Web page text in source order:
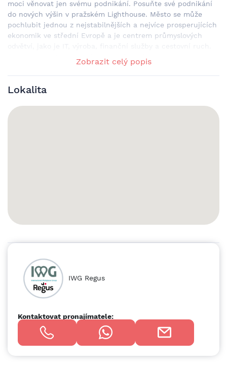
moci věnovat jen svému podnikání. Posuňte své podnikání
do nových výšin v pražském Lighthouse. Město se může
pochlubit jednou z nejstabilnějších a nejvíce prosperujících
ekonomik ve střední Evropě a je centrem průmyslových
Pracovní prostor se nachází na břehu řeky Vltavy a je
snadno dostupný pro místní obyvatele i pro ty, kteří cestují
ze vzdálenějších míst. Autobusová zastávka Přístav
Holešovice je vzdálena pouhých 230 metrů od kanceláře a
se zbytkem města, je vzdálena jen 1,5 km. Pokud vás práce
zavede do zámoří, letiště Václava Havla je vzdáleno 20,5 km
prezentační technikou a videokonferenční technikou. Až
bude čas na přestávku, dejte si kávu ve stylu baristy z plně
kaváren a zábavních podniků. Vytvořte si pro svou firmu
zázemí na 8 m2 soukromých kancelářských prostor v Regus
Rosmarin, které jsou ideální pro 1 zaměstnance. V našich
plně vybavených pracovních prostorách malé velikosti je
postaráno o všechno od nábytku po vysokorychlostní
připojení WiFi, takže se můžete soustředit jen na rozvoj
svého podnikání. Flexibilní kancelář si můžete pronajmout
už na jeden den, ale také na delší dobu a můžete si ji
přizpůsobit tak, aby perfektně vyhovovala vašim jedinečným
potřebám. Soukromé kanceláře Regus zahrnují: • Přístup do
Zobrazit celý popis
Lokalita
IWG Regus
Kontaktovat pronajímatele: